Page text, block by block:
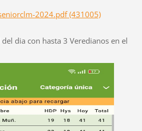
2024.pdf (431005)
dia con hasta 3 Veredianos en el